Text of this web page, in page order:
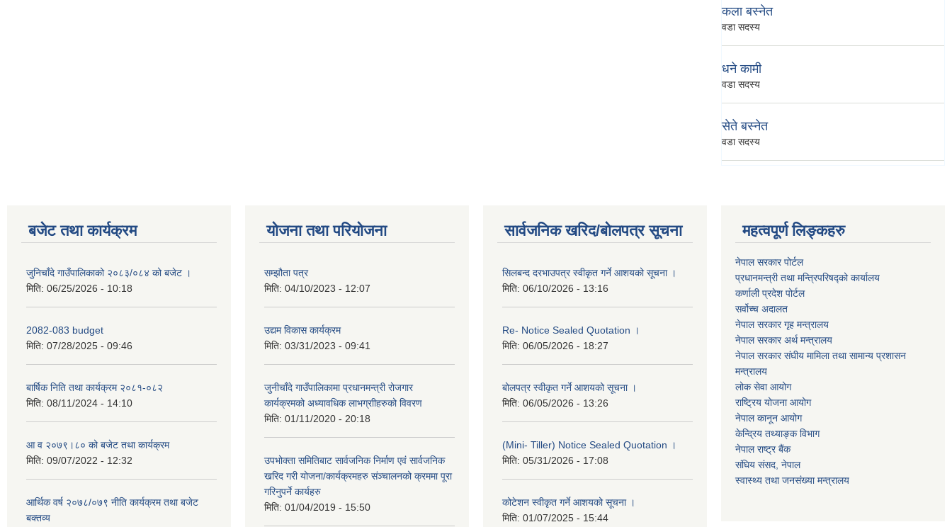
कला बस्नेत
वडा सदस्य
धने कामी
वडा सदस्य
सेते बस्नेत
वडा सदस्य
बजेट तथा कार्यक्रम
जुनिचाँदे गाउँपालिकाको २०८३/०८४ को बजेट ।
मिति: 06/25/2026 - 10:18
2082-083 budget
मिति: 07/28/2025 - 09:46
बार्षिक निति तथा कार्यक्रम २०८१-०८२
मिति: 08/11/2024 - 14:10
आ व २०७९।८० को बजेट तथा कार्यक्रम
मिति: 09/07/2022 - 12:32
आर्थिक वर्ष २०७८/०७९ नीति कार्यक्रम तथा बजेट
बक्तव्य
योजना तथा परियोजना
सम्झौता पत्र
मिति: 04/10/2023 - 12:07
उद्यम विकास कार्यक्रम
मिति: 03/31/2023 - 09:41
जुनीचाँदे गाउँपालिकामा प्रधानमन्‍त्री रोजगार
कार्यक्रमको अध्यावधिक लाभग्राीहरुको विवरण
मिति: 01/11/2020 - 20:18
उपभोक्ता समितिबाट सार्वजनिक निर्माण एवं सार्वजनिक
खरिद गरी योजना/कार्यक्रमहरु संञ्‍चालनको क्रममा पूरा
गरिनुपर्ने कार्यहरु
मिति: 01/04/2019 - 15:50
सार्वजनिक खरिद/बोलपत्र सूचना
सिलबन्द दरभाउपत्र स्वीकृत गर्ने आशयको सूचना ।
मिति: 06/10/2026 - 13:16
Re- Notice Sealed Quotation ।
मिति: 06/05/2026 - 18:27
बोलपत्र स्वीकृत गर्ने आशयको सूचना ।
मिति: 06/05/2026 - 13:26
(Mini- Tiller) Notice Sealed Quotation ।
मिति: 05/31/2026 - 17:08
कोटेशन स्वीकृत गर्ने आशयको सूचना ।
मिति: 01/07/2025 - 15:44
महत्वपूर्ण लिङ्कहरु
नेपाल सरकार पोर्टल
प्रधानमन्‍‍त्री तथा मन्‍त्रिपरिषद्को कार्यालय
कर्णाली प्रदेश पोर्टल
सर्वोच्‍च अदालत
नेपाल सरकार गृह मन्‍‍‍त्रालय
नेपाल सरकार अर्थ मन्‍त्रालय
नेपाल सरकार संघीय मामिला तथा सामान्य प्रशासन
मन्‍त्रालय
लोक सेवा आयोग
राष्‍ट्रिय योजना आयोग
नेपाल कानून आयोग
केन्द्रिय तथ्याङ्क विभाग
नेपाल राष्‍ट्र बैंक
संघिय संसद, नेपाल
स्वास्थ्य तथा जनसंख्या मन्त्रालय